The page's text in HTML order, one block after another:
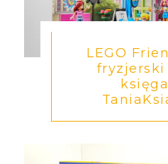
LEGO
fryzjerski